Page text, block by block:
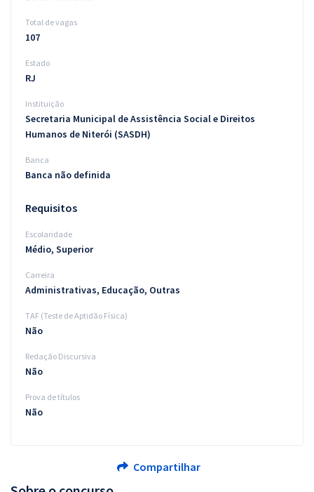
Aprovados
Atendimento
Total de vagas
107
Estado
RJ
Instituição
Secretaria Municipal de Assistência Social e Direitos
Humanos de Niterói (SASDH)
Banca
Banca não definida
Requisitos
Escolaridade
Médio, Superior
Carreira
Administrativas, Educação, Outras
TAF (Teste de Aptidão Física)
Não
Redação Discursiva
Não
Prova de títulos
Não
Compartilhar